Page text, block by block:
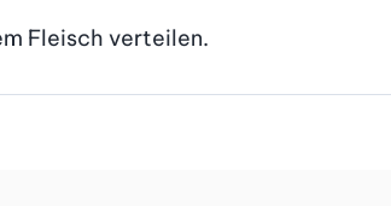
Fleisch verteilen.